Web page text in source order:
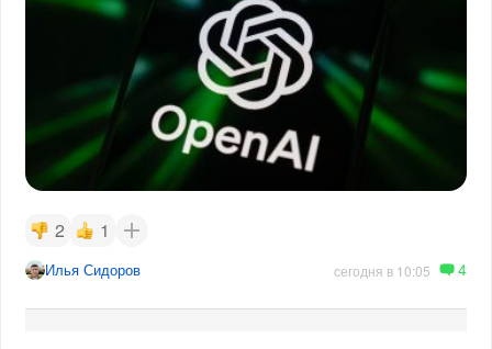
2 1
Илья Сидоров сегодня в 10:05 4